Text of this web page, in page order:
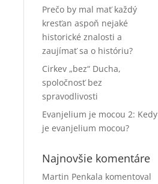
Prečo by mal mať každý
kresťan aspoň nejaké
historické znalosti a
zaujímať sa o históriu?
Cirkev „bez“ Ducha,
spoločnosť bez
spravodlivosti
Evanjelium je mocou 2: Kedy
je evanjelium mocou?
Najnovšie komentáre
Martin Penkala komentoval